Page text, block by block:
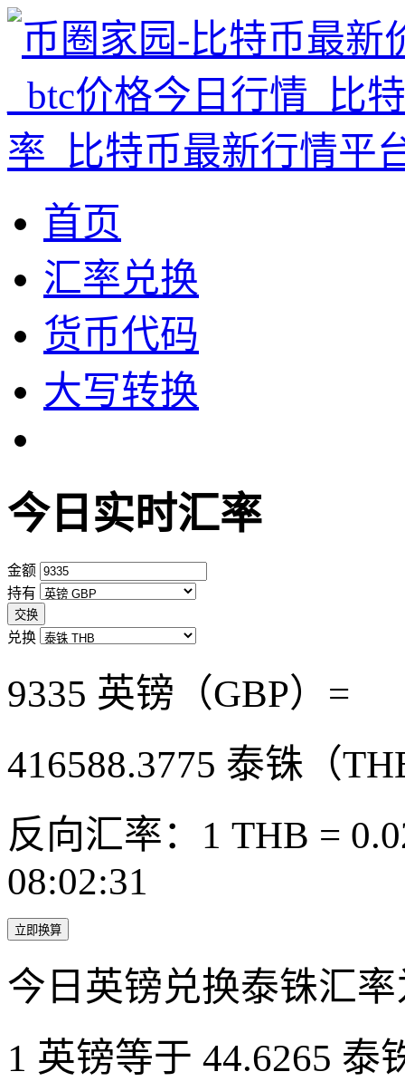
首页
汇率兑换
货币代码
大写转换
今日实时汇率
金额
持有
交换
兑换
9335 英镑（GBP）=
416588.3775 泰铢（
反向汇率：1 THB =
08:02:31
立即换算
今日英镑兑换泰铢汇
1 英镑等于 44.6265 泰